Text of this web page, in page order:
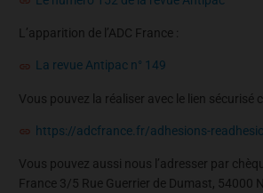
L’apparition de l’ADC France :
La revue Antipac n° 149
Vous pouvez la réaliser avec le lien sécurisé
https://adcfrance.fr/adhesions-
Vous pouvez aussi nous l’adresser par
France 3/5 Rue Guerrier de Dumast, 54000